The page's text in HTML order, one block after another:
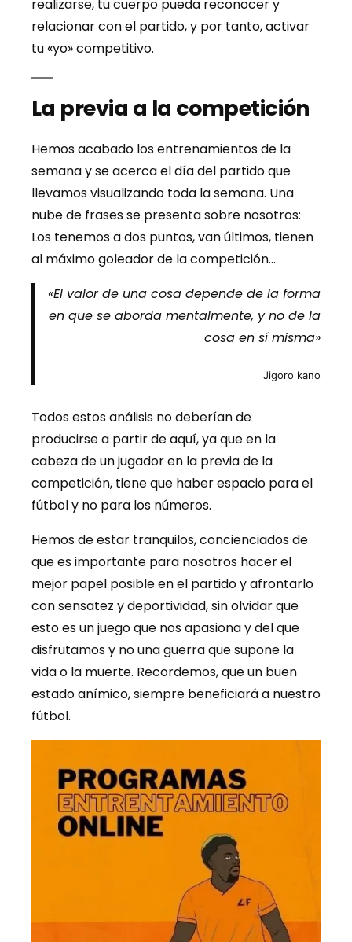
realizarse, tu cuerpo pueda reconocer y
relacionar con el partido, y por tanto, activar
tu «yo» competitivo.
La previa a la competición
Hemos acabado los entrenamientos de la
semana y se acerca el día del partido que
llevamos visualizando toda la semana. Una
nube de frases se presenta sobre nosotros:
Los tenemos a dos puntos, van últimos, tienen
al máximo goleador de la competición…
«El valor de una cosa depende de la forma
en que se aborda mentalmente, y no de la
cosa en sí misma»
Jigoro kano
Todos estos análisis no deberían de
producirse a partir de aquí, ya que en la
cabeza de un jugador en la previa de la
competición, tiene que haber espacio para el
fútbol y no para los números.
Hemos de estar tranquilos, concienciados de
que es importante para nosotros hacer el
mejor papel posible en el partido y afrontarlo
con sensatez y deportividad, sin olvidar que
esto es un juego que nos apasiona y del que
disfrutamos y no una guerra que supone la
vida o la muerte. Recordemos, que un buen
estado anímico, siempre beneficiará a nuestro
fútbol.